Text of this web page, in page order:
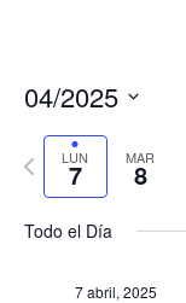
04/2025
fecha.LUN
7 MAR
8
Semana
anterior
Todo el Día
7 abril, 2025